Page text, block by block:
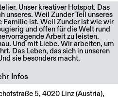
Unser kreativer Hotspot. Das
unseres. Weil Zunder Teil unseres
Familie ist. Weil Zunder ist wie wir
und offen für die Welt rund
Arbeit zu leisten.
Und mit Liebe. Wir arbeiten, um
Das Leben, das sich in unseren
sie besonders macht.
Infos
5, 4020 Linz (Austria),